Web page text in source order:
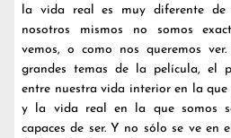
la vida real es muy diferente de
nosotros mismos no somos
vemos, o como nos queremos
grandes temas de la película, el
entre nuestra vida interior en la que
y la vida real en la que somos
capaces de ser. Y no sólo se ve en